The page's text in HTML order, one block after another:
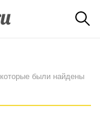
были найдены